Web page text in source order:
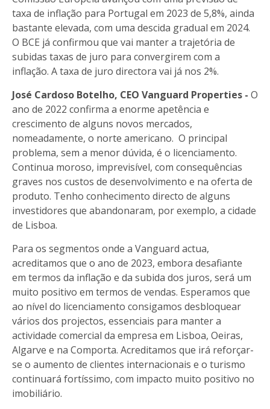
taxa de inflação para Portugal em 2023 de 5,8%, ainda
bastante elevada, com uma descida gradual em 2024.
O BCE já confirmou que vai manter a trajetória de
subidas taxas de juro para convergirem com a
inflação. A taxa de juro directora vai já nos 2%.
José Cardoso Botelho, CEO Vanguard Properties - O
ano de 2022 confirma a enorme apetência e
crescimento de alguns novos mercados,
nomeadamente, o norte americano. O principal
problema, sem a menor dúvida, é o licenciamento.
Continua moroso, imprevisível, com consequências
graves nos custos de desenvolvimento e na oferta de
produto. Tenho conhecimento directo de alguns
investidores que abandonaram, por exemplo, a cidade
de Lisboa.
Para os segmentos onde a Vanguard actua,
acreditamos que o ano de 2023, embora desafiante
em termos da inflação e da subida dos juros, será um
muito positivo em termos de vendas. Esperamos que
ao nível do licenciamento consigamos desbloquear
vários dos projectos, essenciais para manter a
actividade comercial da empresa em Lisboa, Oeiras,
Algarve e na Comporta. Acreditamos que irá reforçar-
se o aumento de clientes internacionais e o turismo
continuará fortíssimo, com impacto muito positivo no
imobiliário.